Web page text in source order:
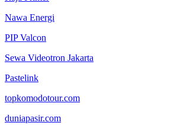
Nawa Energi
PIP Valcon
Sewa Videotron Jakarta
Pastelink
topkomodotour.com
duniapasir.com